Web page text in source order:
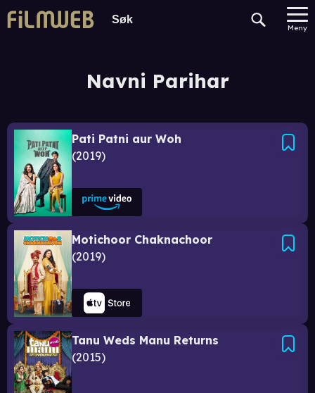
Meny
Navni Parihar
Pati Patni aur Woh
2019
Motichoor Chaknachoor
2019
Tanu Weds Manu Returns
2015